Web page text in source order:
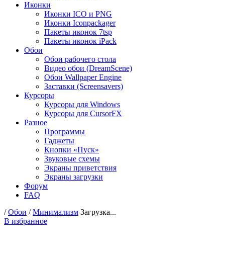
Иконки
Иконки ICO и PNG
Иконки Iconpackager
Пакеты иконок 7tsp
Пакеты иконок iPack
Обои
Обои рабочего стола
Видео обои (DreamScene)
Обои Wallpaper Engine
Заставки (Screensavers)
Курсоры
Курсоры для Windows
Курсоры для CursorFX
Разное
Программы
Гаджеты
Кнопки «Пуск»
Звуковые схемы
Экраны приветствия
Экраны загрузки
Форум
FAQ
/Обои /Минимализм Загрузка...
В избранное